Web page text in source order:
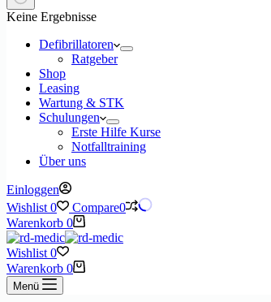
Keine Ergebnisse
Defibrillatoren
Ratgeber
Shop
Leasing
Wartung & STK
Schulungen
Erste Hilfe Kurse
Notfalltraining
Über uns
Einloggen
Wishlist 0 Compare0
Warenkorb 0
Wishlist 0
Warenkorb 0
Menü